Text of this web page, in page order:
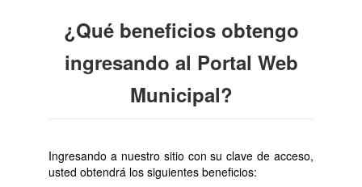
¿Qué beneficios obtengo
ingresando al Portal Web
Municipal?
Ingresando a nuestro sitio con su clave de acceso,
usted obtendrá los siguientes beneficios: